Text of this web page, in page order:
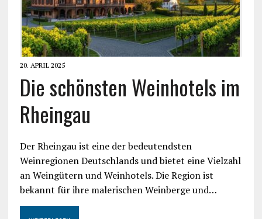
20. APRIL 2025
Die schönsten Weinhotels im
Rheingau
Der Rheingau ist eine der bedeutendsten
Weinregionen Deutschlands und bietet eine Vielzahl
an Weingütern und Weinhotels. Die Region ist
bekannt für ihre malerischen Weinberge und…